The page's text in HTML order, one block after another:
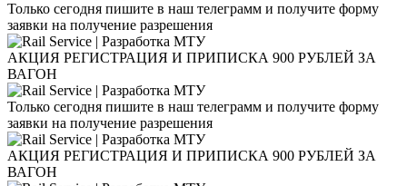
Только сегодня пишите в наш телеграмм и получите форму
заявки на получение разрешения
АКЦИЯ РЕГИСТРАЦИЯ И ПРИПИСКА 900 РУБЛЕЙ ЗА
ВАГОН
Только сегодня пишите в наш телеграмм и получите форму
заявки на получение разрешения
АКЦИЯ РЕГИСТРАЦИЯ И ПРИПИСКА 900 РУБЛЕЙ ЗА
ВАГОН